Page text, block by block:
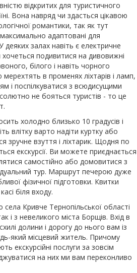
відкритих для туристичного
Вона навряд чи здасться цікавою
романтики, так як тут
адаптовані для
залах навіть є електричне
подивитися на дивовижні
білого і навіть чорного
в променях ліхтарів і ламп,
і поспілкуватися з всюдисущими
не бояться туристів - то це
холодно близько 10 градусів і
влітку варто надіти куртку або
зручне взуття і ліхтарик. Щодня по
екскурсії. Ви можете приєднається
самостійно або домовитися з
тур. Маршрут печерою дуже
​​фізичної підготовки. Квитки
біля входу.
села Кривче Тернопільської області
і з невеликого міста Борщів. Вхід в
долини і дорогу до нього вам із
який місцевий житель. Причому
екскурсійні послуги за зовсім
на них ми вам переконливо